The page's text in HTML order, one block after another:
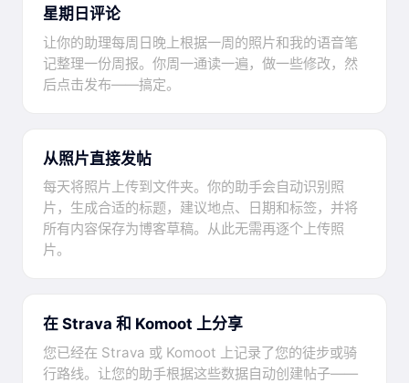
星期日评论
让你的助理每周日晚上根据一周的照片和我的语音笔
记整理一份周报。你周一通读一遍，做一些修改，然
后点击发布——搞定。
从照片直接发帖
每天将照片上传到文件夹。你的助手会自动识别照
片，生成合适的标题，建议地点、日期和标签，并将
所有内容保存为博客草稿。从此无需再逐个上传照
片。
在 Strava 和 Komoot 上分享
您已经在 Strava 或 Komoot 上记录了您的徒步或骑
行路线。让您的助手根据这些数据自动创建帖子——